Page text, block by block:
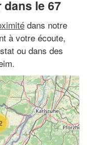
le 67
dans notre
à votre écoute,
ou dans des